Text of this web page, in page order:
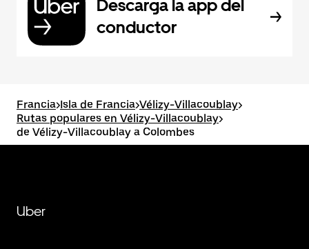
Descarga la app del
conductor
Francia>Isla de Francia>Vélizy-Villacoublay>
Rutas populares en Vélizy-Villacoublay>
de Vélizy-Villacoublay a Colombes
Uber